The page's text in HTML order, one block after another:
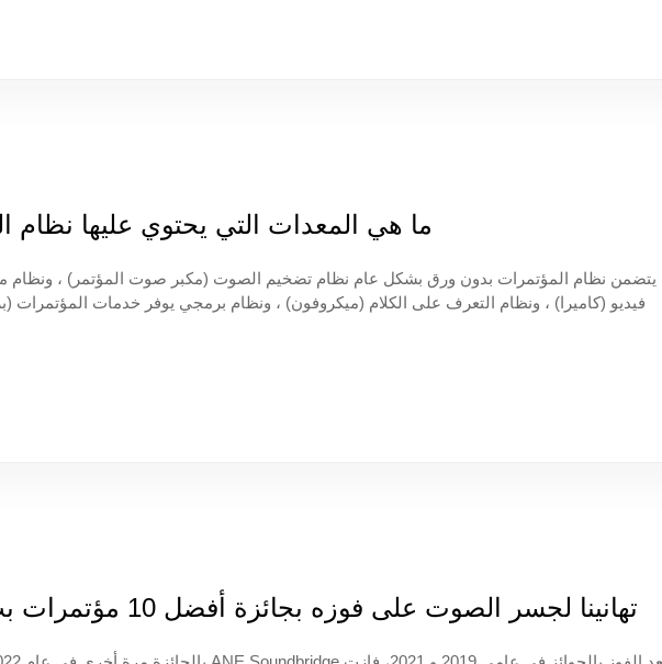
ما هي المعدات التي يحتوي عليها
يتضمن نظام المؤتمرات بدون ورق بشكل عام نظام تضخيم الصوت (مكبر صوت المؤتمر) ، ونظام
فيديو (كاميرا) ، ونظام التعرف على الكلام (ميكروفون) ، ونظام برمجي يوفر خدمات المؤتمرات
بدون ورق ،
تهانينا لجسر الصوت على فوزه بجائزة أفضل 10 مؤتمرات بث (وطنية) لعام 2022.